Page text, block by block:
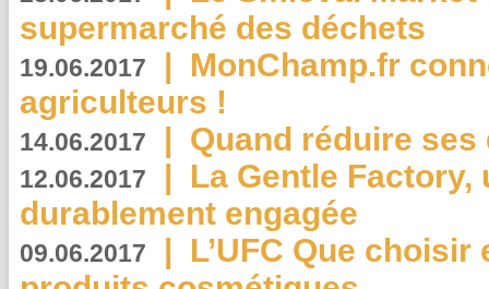
supermarché des déchets
19.06.2017 | MonChamp.fr
agriculteurs !
14.06.2017 | Quand réduire
12.06.2017 | La Gentle
durablement engagée
09.06.2017 | L’UFC Que